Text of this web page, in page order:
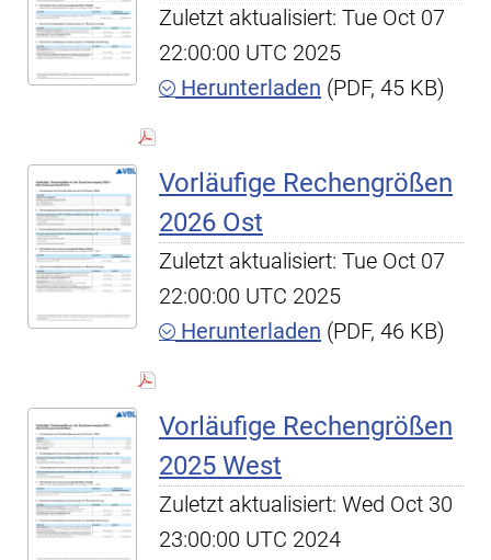
Zuletzt aktualisiert: Tue Oct 07
22:00:00 UTC 2025
Herunterladen (PDF, 45 KB)
Vorläufige Rechengrößen
2026 Ost
Zuletzt aktualisiert: Tue Oct 07
22:00:00 UTC 2025
Herunterladen (PDF, 46 KB)
Vorläufige Rechengrößen
2025 West
Zuletzt aktualisiert: Wed Oct 30
23:00:00 UTC 2024